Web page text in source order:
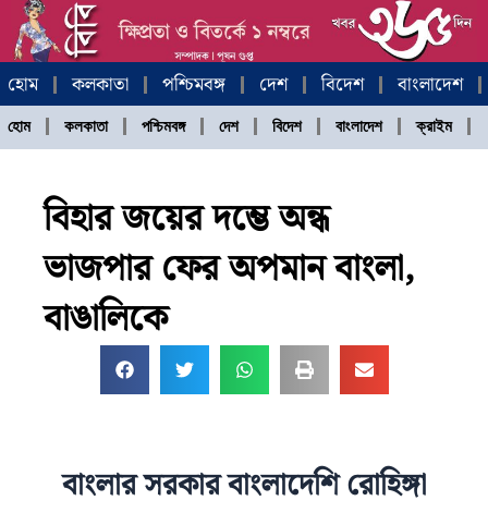
Skip
content
হোম কলকাতা পশ্চিমবঙ্গ দেশ বিদেশ বাংলাদেশ
হোম কলকাতা পশ্চিমবঙ্গ দেশ বিদেশ বাংলাদেশ ক্রাইম
বিহার জয়ের দম্ভে অন্ধ
ভাজপার ফের অপমান বাংলা,
বাঙালিকে
বাংলার সরকার বাংলাদেশি রোহিঙ্গা